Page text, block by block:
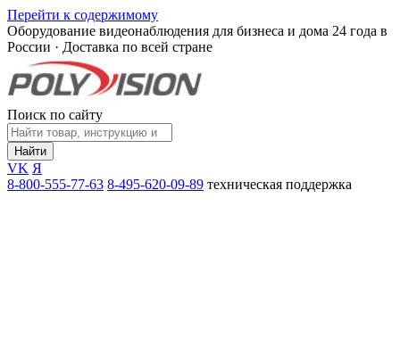
Перейти к содержимому
Оборудование видеонаблюдения для бизнеса и дома 24 года в
России · Доставка по всей стране
Поиск по сайту
Найти
VK Я
8-800-555-77-63 8-495-620-09-89 техническая поддержка